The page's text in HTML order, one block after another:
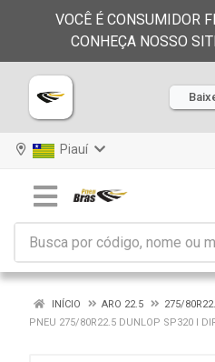
VOCÊ É CONSUMIDOR
CONHEÇA NOSSO
Piauí
INÍCIO ARO 22.5
275/
PNEU 275/80R22.5 DUNLOP SP320 I